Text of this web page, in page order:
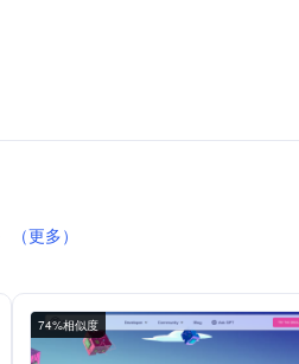
（更多）
74%相似度